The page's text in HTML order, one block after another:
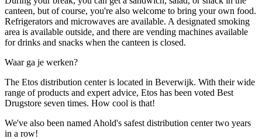
canteen, but of course, you're also welcome to bring your own food.
Refrigerators and microwaves are available. A designated smoking
area is available outside, and there are vending machines available
for drinks and snacks when the canteen is closed.
Waar ga je werken?
The Etos distribution center is located in Beverwijk. With their wide
range of products and expert advice, Etos has been voted Best
Drugstore seven times. How cool is that!
We've also been named Ahold's safest distribution center two years
in a row!